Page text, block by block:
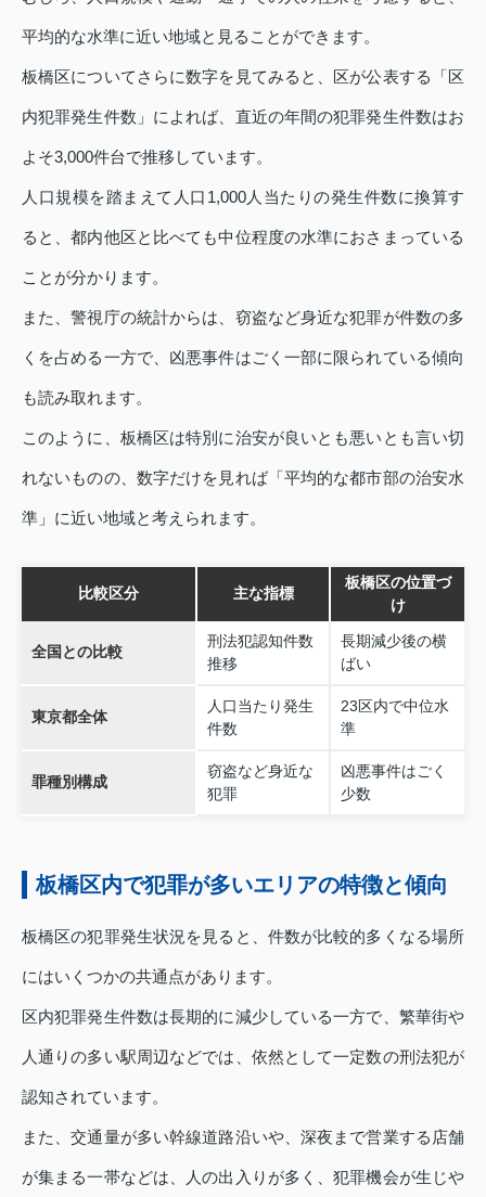
平均的な水準に近い地域と見ることができます。
板橋区についてさらに数字を見てみると、区が公表する「区
内犯罪発生件数」によれば、直近の年間の犯罪発生件数はお
よそ3,000件台で推移しています。
人口規模を踏まえて人口1,000人当たりの発生件数に換算す
ると、都内他区と比べても中位程度の水準におさまっている
ことが分かります。
また、警視庁の統計からは、窃盗など身近な犯罪が件数の多
くを占める一方で、凶悪事件はごく一部に限られている傾向
も読み取れます。
このように、板橋区は特別に治安が良いとも悪いとも言い切
れないものの、数字だけを見れば「平均的な都市部の治安水
準」に近い地域と考えられます。
比較区分 主な指標
板橋区の位置づ
け
全国との比較
刑法犯認知件数
推移
長期減少後の横
ばい
東京都全体
人口当たり発生
件数
23区内で中位水
準
罪種別構成
窃盗など身近な
犯罪
凶悪事件はごく
少数
板橋区内で犯罪が多いエリアの特徴と傾向
板橋区の犯罪発生状況を見ると、件数が比較的多くなる場所
にはいくつかの共通点があります。
区内犯罪発生件数は長期的に減少している一方で、繁華街や
人通りの多い駅周辺などでは、依然として一定数の刑法犯が
認知されています。
また、交通量が多い幹線道路沿いや、深夜まで営業する店舗
が集まる一帯などは、人の出入りが多く、犯罪機会が生じや